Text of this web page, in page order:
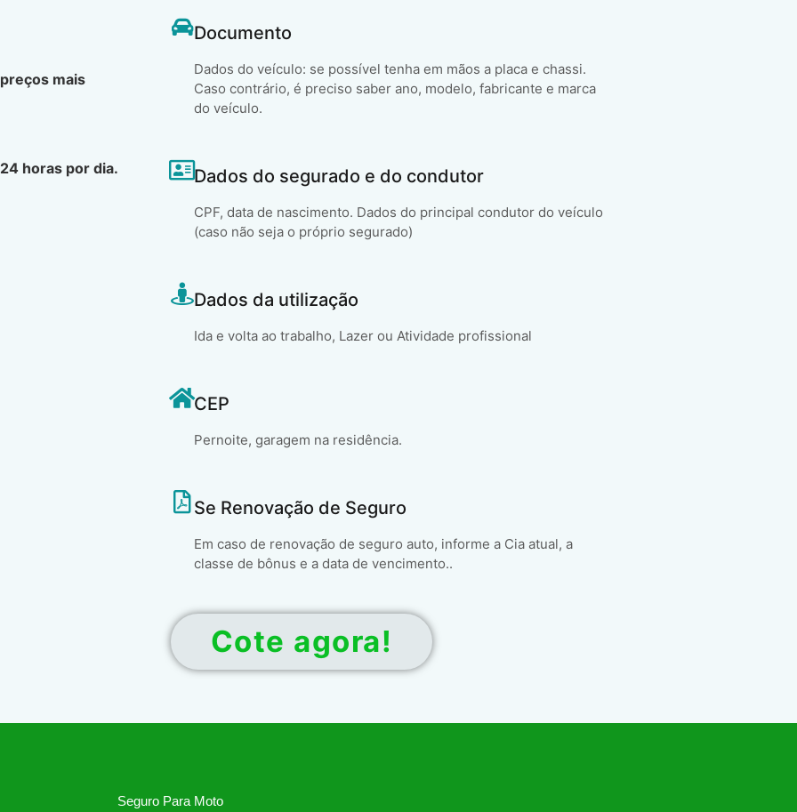
mais
horas por dia.
Documento
Dados do veículo: se possível tenha em mãos a placa e chassi.
Caso contrário, é preciso saber ano, modelo, fabricante e marca
do veículo.
Dados do segurado e do condutor
CPF, data de nascimento. Dados do principal condutor do veículo
(caso não seja o próprio segurado)
Dados da utilização
Ida e volta ao trabalho, Lazer ou Atividade profissional
CEP
Pernoite, garagem na residência.
Se Renovação de Seguro
Em caso de renovação de seguro auto, informe a Cia atual, a
classe de bônus e a data de vencimento..
Cote agora!
Seguro Para Moto